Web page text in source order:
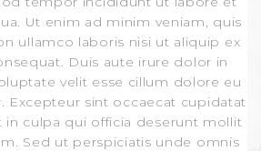
Ut enim ad minim veniam, quis
ullamco laboris nisi ut aliquip ex
Duis aute irure dolor in
velit esse cillum dolore eu
Excepteur sint occaecat cupidatat
in culpa qui officia deserunt mollit
Sed ut perspiciatis unde omnis